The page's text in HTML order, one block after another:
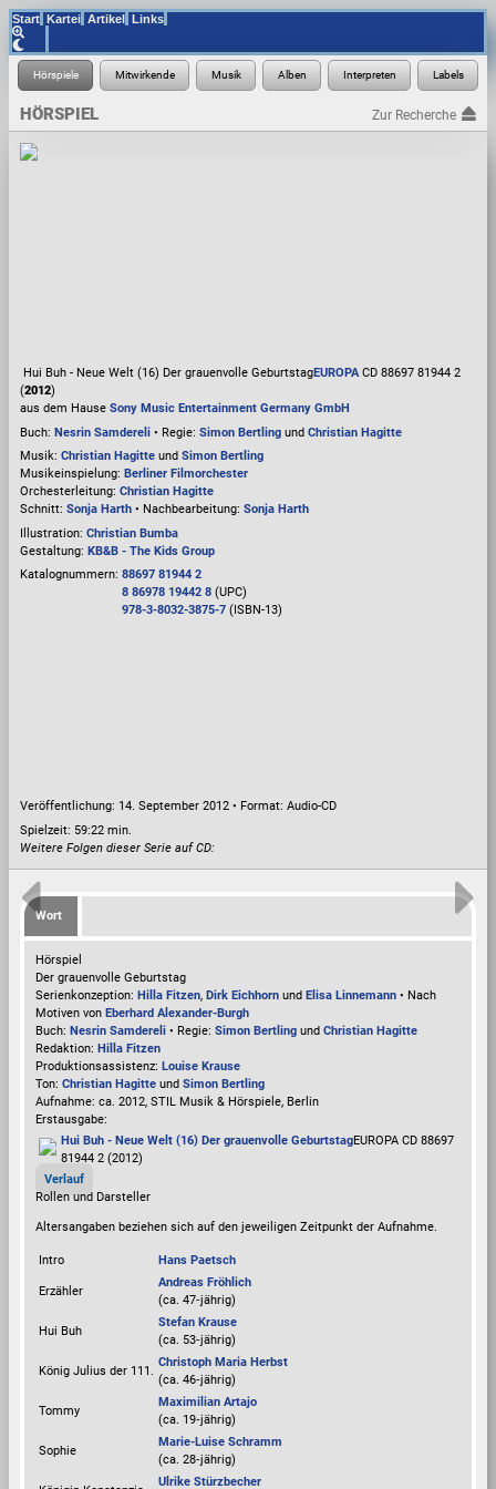
Start Kartei Artikel Links
HÖRSPIEL Zur Recherche
Hui Buh - Neue Welt (16) Der grauenvolle GeburtstagEUROPACD 88697 81944 2
(2012)
aus dem Hause Sony Music Entertainment Germany GmbH
Buch: Nesrin Samdereli • Regie: Simon Bertling und Christian Hagitte
Musik: Christian Hagitte und Simon Bertling
Musikeinspielung: Berliner Filmorchester
Orchesterleitung: Christian Hagitte
Schnitt: Sonja Harth • Nachbearbeitung: Sonja Harth
Illustration: Christian Bumba
Gestaltung: KB&B - The Kids Group
Katalognummern: 88697 81944 2
8 86978 19442 8 (UPC)
978-3-8032-3875-7 (ISBN-13)
Veröffentlichung: 14. September 2012 • Format: Audio-CD
Spielzeit: 59:22 min.
Weitere Folgen dieser Serie auf CD:
Wort
Hörspiel
Der grauenvolle Geburtstag
Serienkonzeption: Hilla Fitzen, Dirk Eichhorn und Elisa Linnemann • Nach
Motiven von Eberhard Alexander-Burgh
Buch: Nesrin Samdereli • Regie: Simon Bertling und Christian Hagitte
Redaktion: Hilla Fitzen
Produktionsassistenz: Louise Krause
Ton: Christian Hagitte und Simon Bertling
Aufnahme: ca. 2012, STIL Musik & Hörspiele, Berlin
Erstausgabe:
Hui Buh - Neue Welt (16) Der grauenvolle GeburtstagEUROPA CD 88697
81944 2 (2012)
Verlauf
Rollen und Darsteller
Altersangaben beziehen sich auf den jeweiligen Zeitpunkt der Aufnahme.
Intro Hans Paetsch
Erzähler
Andreas Fröhlich
(ca. 47‑jährig)
Hui Buh
Stefan Krause
(ca. 53‑jährig)
König Julius der 111.
Christoph Maria Herbst
(ca. 46‑jährig)
Tommy
Maximilian Artajo
(ca. 19‑jährig)
Sophie
Marie-Luise Schramm
(ca. 28‑jährig)
Ulrike Stürzbecher